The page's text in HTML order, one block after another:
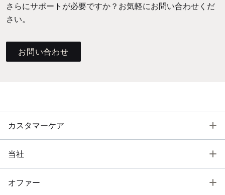
さらにサポートが必要ですか？お気軽にお問い合わせくだ
さい。
お問い合わせ
カスタマーケア
当社
オファー